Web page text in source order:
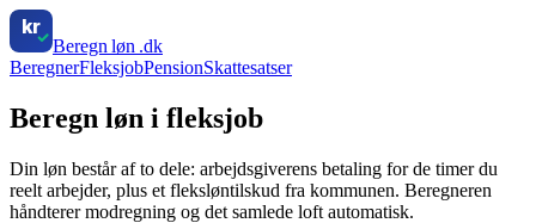
kr
Beregn løn .dk
BeregnerFleksjobPensionSkattesatser
Beregn løn i fleksjob
Din løn består af to dele: arbejdsgiverens betaling for de timer du
reelt arbejder, plus et fleksløntilskud fra kommunen. Beregneren
håndterer modregning og det samlede loft automatisk.